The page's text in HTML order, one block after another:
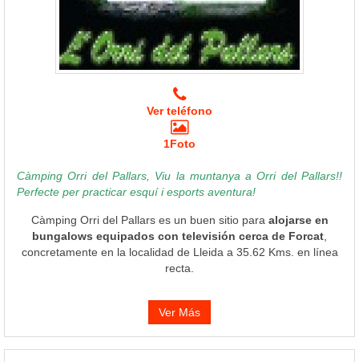
Ver teléfono
1Foto
Càmping Orri del Pallars, Viu la muntanya a Orri del Pallars!!
Perfecte per practicar esquí i esports aventura!
Càmping Orri del Pallars es un buen sitio para alojarse en
bungalows equipados con televisión cerca de Forcat
concretamente en la localidad de Lleida a 35.62 Kms. en línea
recta.
Ver Más